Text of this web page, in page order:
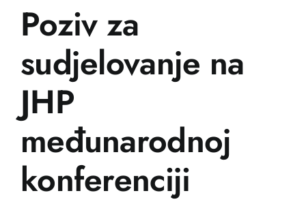
Poziv za
sudjelovanje na
JHP
međunarodnoj
konferenciji